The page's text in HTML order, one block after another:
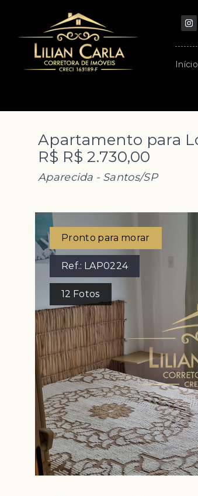
Início
Apartamento para
R$ R$ 2.730,00
Aparecida - Santos/SP
Pronto para morar
Ref.: LAP0224
12 Fotos